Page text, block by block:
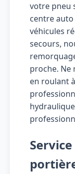
votre pneu
centre
véhicules
secours,
proche. Ne
en roulant